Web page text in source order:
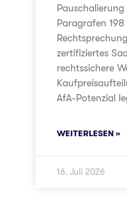
Paragrafen
zertifiziertes
rechtssichere
AfA-Potenzial
WEITERLESEN »
16. Juli 2026